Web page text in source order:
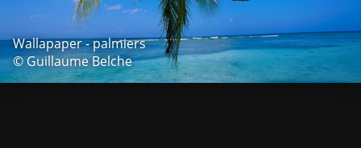
Wallapaper - palmiers
© Guillaume Belche